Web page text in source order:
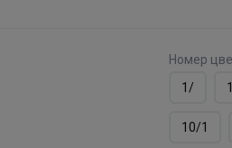
Номер
1/
10/1